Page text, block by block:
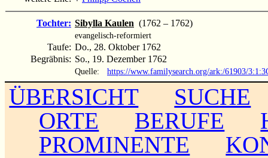
Tochter: Sibylla Kaulen (1762 – 1762)
evangelisch-reformiert
Taufe: Do., 28. Oktober 1762
Begräbnis: So., 19. Dezember 1762
Quelle: https://www.familysearch.org/ark:/61903/
ÜBERSICHT
SUCHE
ORTE
BERUFE
PROMINENTE